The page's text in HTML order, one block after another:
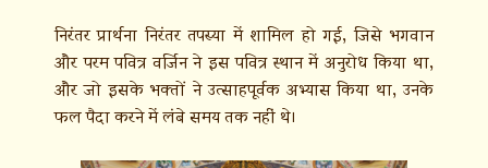
निरंतर प्रार्थना निरंतर तपस्या में शामिल हो गई, जिसे भगवान
और परम पवित्र वर्जिन ने इस पवित्र स्थान में अनुरोध किया था,
और जो इसके भक्तों ने उत्साहपूर्वक अभ्यास किया था, उनके
फल पैदा करने में लंबे समय तक नहीं थे।